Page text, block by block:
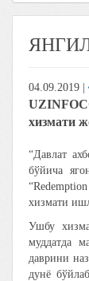
04.09.2019
хизмати
“Давлат
бўйича
хизмати
Ушбу
муддатда
даврини
дунё